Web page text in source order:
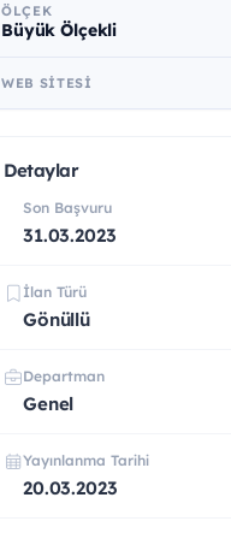
ÖLÇEK
Büyük Ölçekli
WEB SITESI
Detaylar
Son Başvuru
31.03.2023
İlan Türü
Gönüllü
Departman
Genel
Yayınlanma Tarihi
20.03.2023